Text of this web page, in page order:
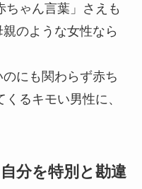
ちゃん言葉」さえも
のような女性なら
にも関わらず赤ち
るキモい男性に、
分を特別と勘違